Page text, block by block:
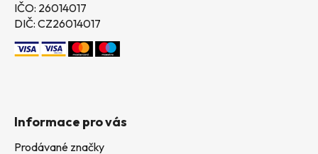
IČO: 26014017
DIČ: CZ26014017
Informace pro vás
Prodávané značky